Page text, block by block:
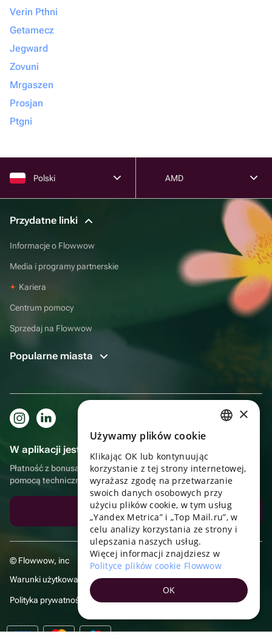
Verin Pthni
Getamecz
Jegward
Zovuni
Mrgaszen
Prosjan
Ptgni
Polski AMD
Przydatne linki
Informacje o Flowwow
Media i programy partnerskie
Kariera
Centrum pomocy
Sprzedaj na Flowwow
Popularne miasta
W aplikacji jest to jeszcze wygodniejsze!
Płatność z bonusami, samodzielna dostawa, wygodny czat z
pomocą techniczną
Pobierz aplikację
© Flowwow, inc
Warunki użytkowania
Polityka prywatności
UKRAINIAN
PORTUGUESE
SPANISH
TURKISH
×
Używamy plików cookie
Klikając OK lub kontynuując
korzystanie z tej strony internetowej,
wyrażasz zgodę na przetwarzanie
swoich danych osobowych przy
użyciu plików cookie, w tym usług
„Yandex Metrica” i „Top Mail.ru”, w
celu analizy korzystania ze strony i
ulepszania naszych usług.
Więcej informacji znajdziesz w
Polityce plików cookie Flowwow
OK